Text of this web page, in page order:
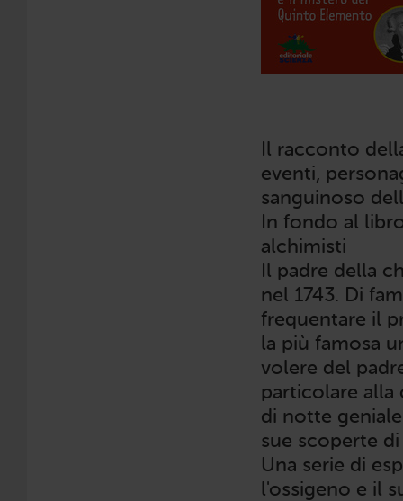
Il racconto
eventi,
sanguinoso
In fondo al
alchimisti
Il padre della
nel 1743. Di
frequentare il
la più famosa
volere del
particolare alla
di notte
sue scoperte
Una serie di
l'ossigeno e il